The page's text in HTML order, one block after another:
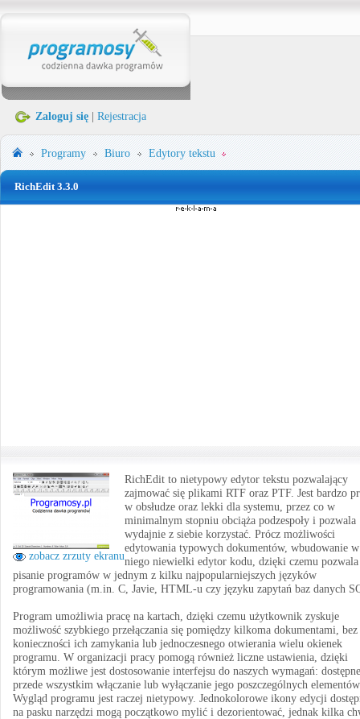
Zaloguj się Rejestracja
Programy Biuro Edytory tekstu
RichEdit 3.3.0
zobacz zrzuty ekranu
RichEdit to nietypowy edytor tekstu pozwalający
zajmować się plikami RTF oraz PTF. Jest bardzo
w obsłudze oraz lekki dla systemu, przez co w
minimalnym stopniu obciąża podzespoły i pozwala
wydajnie z siebie korzystać. Prócz możliwości
edytowania typowych dokumentów, wbudowanie w
niego niewielki edytor kodu, dzięki czemu pozwala
pisanie programów w jednym z kilku najpopularniejszych języków
programowania (m.in. C, Javie, HTML-u czy języku zapytań baz danych
Program umożliwia pracę na kartach, dzięki czemu użytkownik zyskuje
możliwość szybkiego przełączania się pomiędzy kilkoma dokumentami, bez
konieczności ich zamykania lub jednoczesnego otwierania wielu okienek
programu. W organizacji pracy pomogą również liczne ustawienia, dzięki
którym możliwe jest dostosowanie interfejsu do naszych wymagań:
przede wszystkim włączanie lub wyłączanie jego poszczególnych
Wygląd programu jest raczej nietypowy. Jednokolorowe ikony edycji
na pasku narzędzi mogą początkowo mylić i dezorientować, jednak kilka